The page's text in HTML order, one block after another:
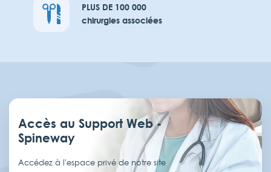
PLUS DE 100 000
chirurgies associées
Accès au Support Web -
Spineway
Accédez à l'espace privé de notre site